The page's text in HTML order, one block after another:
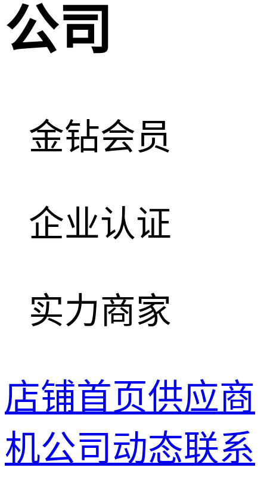
公司
金钻会员
企业认证
实力商家
店铺首页供应商
机公司动态联系